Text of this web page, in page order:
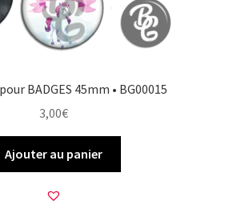
BADGES 45mm • BG00015
3,00€
Ajouter au panier